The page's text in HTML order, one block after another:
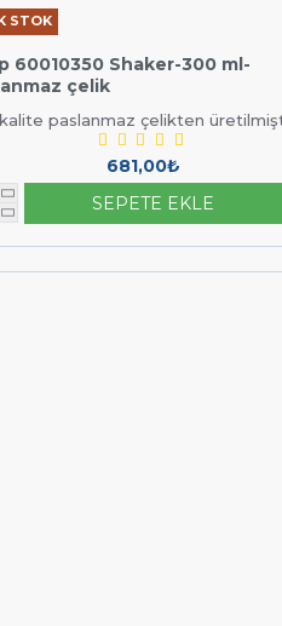
STOK
60010350 Shaker-300 ml-
çelik
paslanmaz çelikten
681,00₺
SEPETE EKLE